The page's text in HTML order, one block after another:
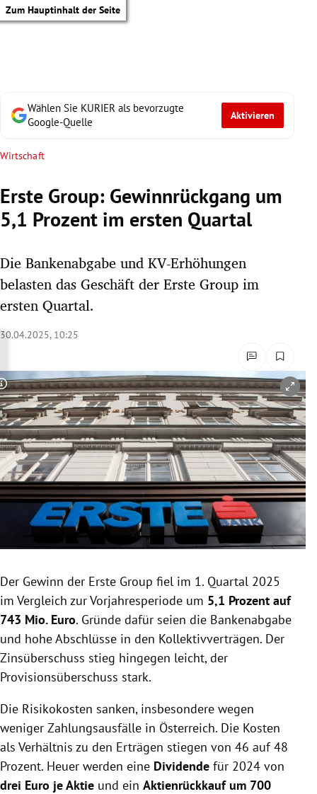
Zum Hauptinhalt der Seite
Untermenü
Untermenü
Untermenü
Untermenü
Untermenü
Untermenü
Untermenü
Untermenü
Wählen Sie KURIER als bevorzugte
Google-Quelle
Aktivieren
Wirtschaft
Erste Group: Gewinnrückgang um
5,1 Prozent im ersten Quartal
Die Bankenabgabe und KV-Erhöhungen
belasten das Geschäft der Erste Group im
ersten Quartal.
30.04.2025, 10:25
Copyright-Hinweis öffnen/schließen
Der Gewinn der Erste Group fiel im 1. Quartal 2025
im Vergleich zur Vorjahresperiode um 5,1 Prozent auf
743 Mio. Euro. Gründe dafür seien die Bankenabgabe
und hohe Abschlüsse in den Kollektivverträgen. Der
Zinsüberschuss stieg hingegen leicht, der
Provisionsüberschuss stark.
Die Risikokosten sanken, insbesondere wegen
weniger Zahlungsausfälle in Österreich. Die Kosten
als Verhältnis zu den Erträgen stiegen von 46 auf 48
Prozent. Heuer werden eine Dividende für 2024 von
drei Euro je Aktie und ein Aktienrückkauf um 700